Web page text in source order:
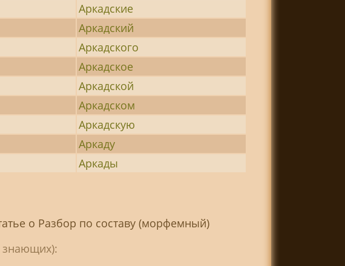
Аркадские
Аркадский
Аркадского
Аркадское
Аркадской
Аркадском
Аркадскую
Аркаду
Аркады
о Разбор по составу (морфемный)
знающих):